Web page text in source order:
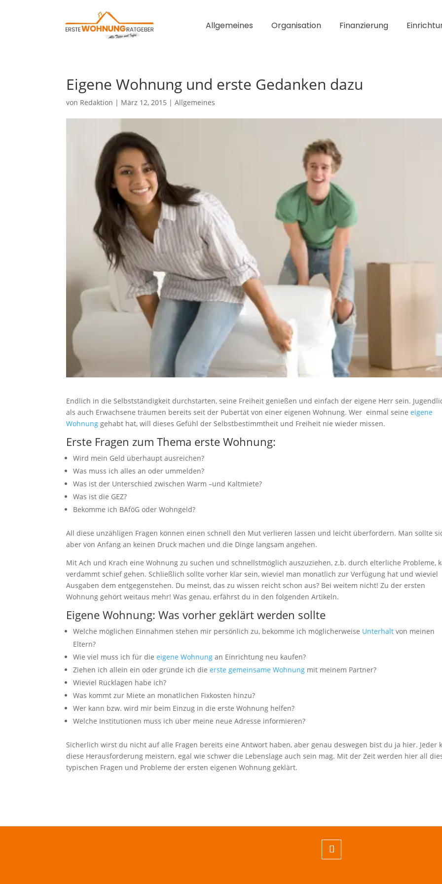
Allgemeines Organisation Finanzierung
Eigene Wohnung und erste Gedanken dazu
von Redaktion | März 12, 2015 |Allgemeines
Endlich in die Selbstständigkeit durchstarten, seine Freiheit genießen und einfach der eigene Herr sein.
als auch Erwachsene träumen bereits seit der Pubertät von einer eigenen Wohnung. Wer einmal seineeigene
Wohnung gehabt hat, will dieses Gefühl der Selbstbestimmtheit und Freiheit nie wieder missen.
Erste Fragen zum Thema erste Wohnung:
Wird mein Geld überhaupt ausreichen?
Was muss ich alles an oder ummelden?
Was ist der Unterschied zwischen Warm –und Kaltmiete?
Was ist die GEZ?
Bekomme ich BAföG oder Wohngeld?
All diese unzähligen Fragen können einen schnell den Mut verlieren lassen und leicht überfordern. Man sollte
aber von Anfang an keinen Druck machen und die Dinge langsam angehen.
Mit Ach und Krach eine Wohnung zu suchen und schnellstmöglich auszuziehen, z.b. durch elterliche Probleme,
verdammt schief gehen. Schließlich sollte vorher klar sein, wieviel man monatlich zur Verfügung hat und wieviel
Ausgaben dem entgegenstehen. Du meinst, das zu wissen reicht schon aus? Bei weitem nicht! Zu der ersten
Wohnung gehört weitaus mehr! Was genau, erfährst du in den folgenden Artikeln.
Eigene Wohnung: Was vorher geklärt werden sollte
Welche möglichen Einnahmen stehen mir persönlich zu, bekomme ich möglicherweise Unterhalt von meinen
Eltern?
Wie viel muss ich für dieeigene Wohnung an Einrichtung neu kaufen?
Ziehen ich allein ein oder gründe ich dieerste gemeinsame Wohnung mit meinem Partner?
Wieviel Rücklagen habe ich?
Was kommt zur Miete an monatlichen Fixkosten hinzu?
Wer kann bzw. wird mir beim Einzug in die erste Wohnung helfen?
Welche Institutionen muss ich über meine neue Adresse informieren?
Sicherlich wirst du nicht auf alle Fragen bereits eine Antwort haben, aber genau deswegen bist du ja hier. Jeder
diese Herausforderung meistern, egal wie schwer die Lebenslage auch sein mag. Mit der Zeit werden hier all
typischen Fragen und Probleme der ersten eigenen Wohnung geklärt.